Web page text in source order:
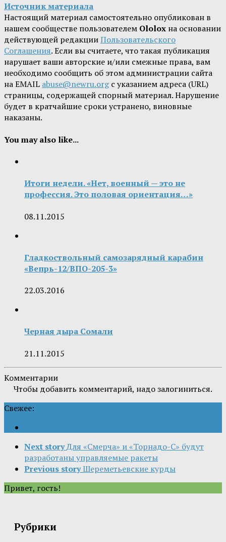
Источник материала
Настоящий материал самостоятельно опубликован в
нашем сообществе пользователем Ololox на основании
действующей редакцииПользовательского
Соглашения. Если вы считаете, что такая публикация
нарушает ваши авторские и/или смежные права, вам
необходимо сообщить об этом администрации сайта
на EMAIL abuse@newru.orgс указанием адреса (URL)
страницы, содержащей спорный материал. Нарушение
будет в кратчайшие сроки устранено, виновные
наказаны.
You may also like...
Итоги недели. «Нет, военный — это не
профессия. Это половая ориентация…»
08.11.2015
Гладкоствольный самозарядный карабин
«Вепрь-12/ВПО-205-3»
22.03.2016
Черная дыра Сомали
21.11.2015
Комментарии
Чтобы добавить комментарий, надо залогиниться.
Свежее:
Next storyДля «Смерча» и «Торнадо-С» будут
разработаны управляемые ракеты
Previous story Шереметьевские курды
Привет, гость!
Рубрики